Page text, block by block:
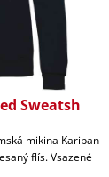
Sweatsh
mikina Kariban
flís. Vsazené